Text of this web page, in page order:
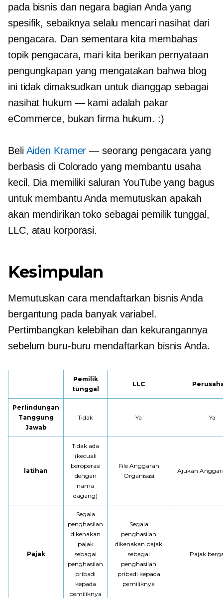
pada bisnis dan negara bagian Anda yang
spesifik, sebaiknya selalu mencari nasihat dari
pengacara. Dan sementara kita membahas
topik pengacara, mari kita berikan pernyataan
pengungkapan yang mengatakan bahwa blog
ini tidak dimaksudkan untuk dianggap sebagai
nasihat hukum — kami adalah pakar
eCommerce, bukan firma hukum. :)
Beli Aiden Kramer — seorang pengacara yang
berbasis di Colorado yang membantu usaha
kecil. Dia memiliki saluran YouTube yang bagus
untuk membantu Anda memutuskan apakah
akan mendirikan toko sebagai pemilik tunggal,
LLC, atau korporasi.
Kesimpulan
Memutuskan cara mendaftarkan bisnis Anda
bergantung pada banyak variabel.
Pertimbangkan kelebihan dan kekurangannya
sebelum buru-buru mendaftarkan bisnis Anda.
Pemilik
tunggal
LLC
Perlindungan
Tanggung
Jawab
Tidak Ya Ya
latihan
Tidak ada
(kecuali
beroperasi
dengan
nama
dagang)
File Anggaran
Organisasi
Ajukan
Pajak
Segala
penghasilan
dikenakan
pajak
sebagai
penghasilan
pribadi
kepada
pemiliknya
Segala
penghasilan
dikenakan pajak
sebagai
penghasilan
pribadi kepada
pemiliknya
Pajak